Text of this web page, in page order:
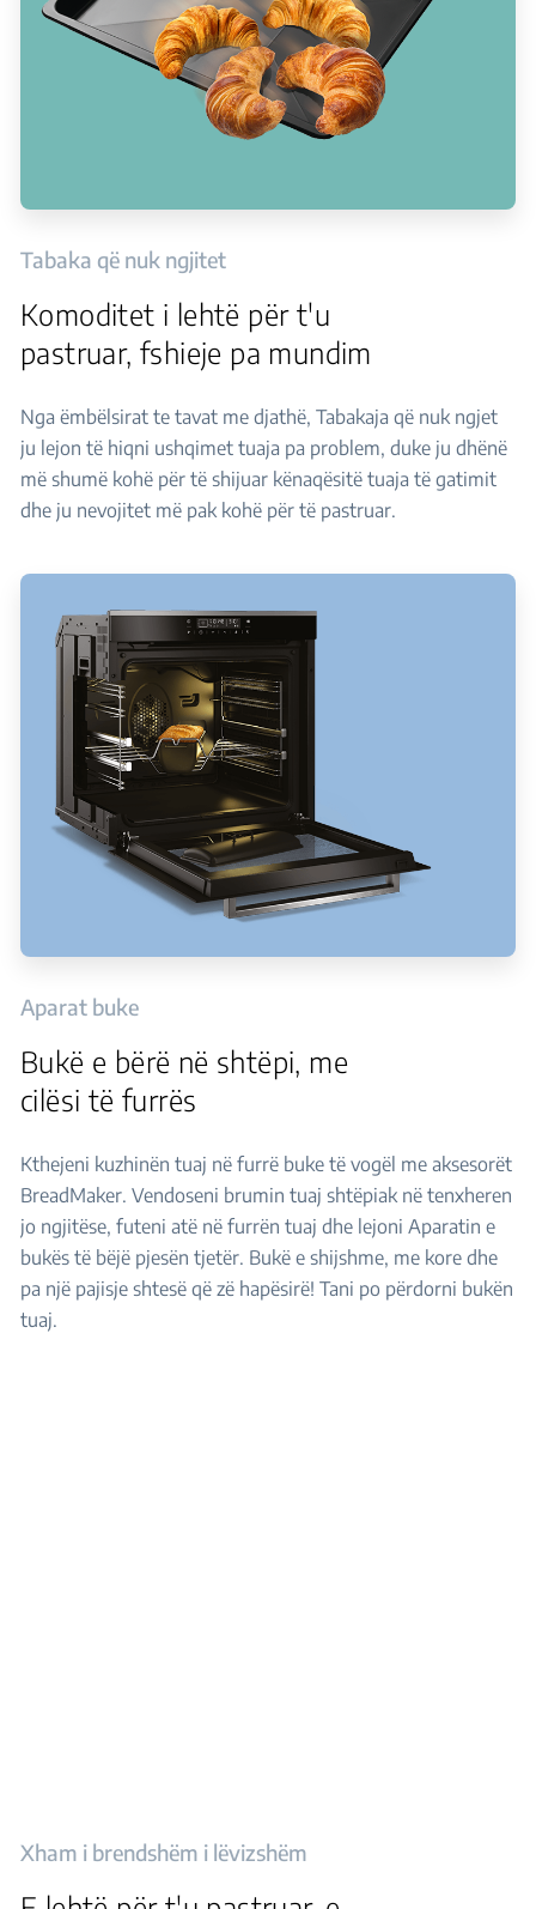
Tabaka që nuk ngjitet
Komoditet i lehtë për t'u
pastruar, fshieje pa mundim
Nga ëmbëlsirat te tavat me djathë, Tabakaja që nuk ngjet
ju lejon të hiqni ushqimet tuaja pa problem, duke ju dhënë
më shumë kohë për të shijuar kënaqësitë tuaja të gatimit
dhe ju nevojitet më pak kohë për të pastruar.
Aparat buke
Bukë e bërë në shtëpi, me
cilësi të furrës
Kthejeni kuzhinën tuaj në furrë buke të vogël me aksesorët
BreadMaker. Vendoseni brumin tuaj shtëpiak në tenxheren
jo ngjitëse, futeni atë në furrën tuaj dhe lejoni Aparatin e
bukës të bëjë pjesën tjetër. Bukë e shijshme, me kore dhe
pa një pajisje shtesë që zë hapësirë! Tani po përdorni bukën
tuaj.
Xham i brendshëm i lëvizshëm